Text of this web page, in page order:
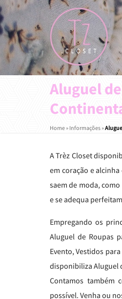
Aluguel
Home » Informações »
A Trèz Closet
em coração e
saem de moda,
e se adequa
Empregando os
Aluguel de Roupas
Evento, Vestidos
disponibiliza Aluguel
Contamos também
possível. Venha ou